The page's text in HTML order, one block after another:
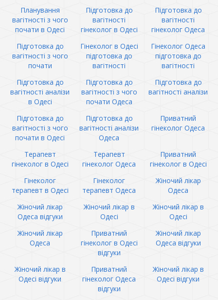
Планування
вагітності з чого
почати в Одесі
Підготовка до
вагітності
гінеколог в Одесі
Підготовка до
вагітності
гінеколог Одеса
Підготовка до
вагітності з чого
почати
Гінеколог в Одесі
підготовка до
вагітності
Гінеколог Одеса
підготовка до
вагітності
Підготовка до
вагітності аналізи
в Одесі
Підготовка до
вагітності з чого
почати Одеса
Підготовка до
вагітності аналізи
Підготовка до
вагітності з чого
почати в Одесі
Підготовка до
вагітності аналізи
Одеса
Приватний
гінеколог Одеса
Терапевт
гінеколог в Одесі
Терапевт
гінеколог Одеса
Приватний
гінеколог в Одесі
Гінеколог
терапевт в Одесі
Гінеколог
терапевт Одеса
Жіночий лікар
Одеса
Жіночий лікар
Одеса відгуки
Жіночий лікар в
Одесі
Жіночий лікар в
Одесі
Жіночий лікар
Одеса
Приватний
гінеколог в Одесі
відгуки
Жіночий лікар
Одеса відгуки
Жіночий лікар в
Одесі відгуки
Приватний
гінеколог Одеса
відгуки
Жіночий лікар в
Одесі відгуки